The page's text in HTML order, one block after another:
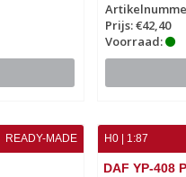
Prijs: €42,40
Voorraad:
READY-MADE H0 | 1:87
DAF YP-408